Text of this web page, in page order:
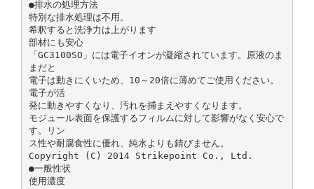
●排水の処理方法
特別な排水処理は不用。
希釈すると洗浄力は上がります
部材にも安心
「GC3100SO」には電子イオンが凝縮されています。原液のま
まだと
電子は動きにくいため、10～20倍に薄めてご使用ください。
電子が活
発に動きやすくなり、汚れを捕まえやすくなります。
モジュール表面を保護するフィルムに対して影響がなく安心で
す。リン
ス性や耐腐食性に優れ、純水よりも錆びません。
Copyright (C) 2014 Strikepoint Co., Ltd.
●一般性状
使用濃度